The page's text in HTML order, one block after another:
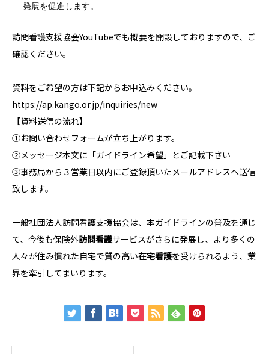
発展を促進します。
訪問看護支援協会YouTubeでも概要を開設しておりますので、ご
確認ください。
資料をご希望の方は下記からお申込みください。
https://ap.kango.or.jp/inquiries/new
【資料送信の流れ】
①お問い合わせフォームが立ち上がります。
②メッセージ本文に「ガイドライン希望」とご記載下さい
③事務局から３営業日以内にご登録頂いたメールアドレスへ送信
致します。
一般社団法人訪問看護支援協会は、本ガイドラインの普及を通じ
て、今後も保険外訪問看護サービスがさらに発展し、より多くの
人々が住み慣れた自宅で質の高い在宅看護を受けられるよう、業
界を牽引してまいります。